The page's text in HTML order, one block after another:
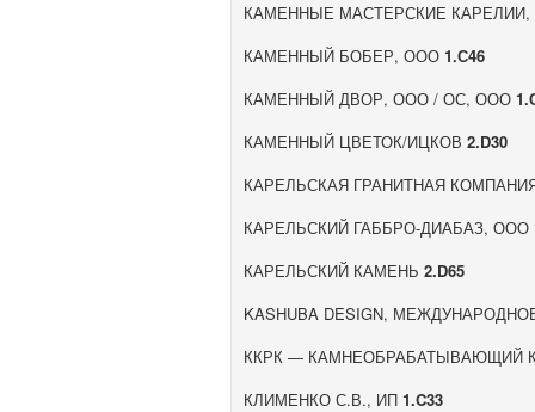
КАМЕННЫЕ МАСТЕРСКИЕ
КАМЕННЫЙ БОБЕР, ООО1.С46
КАМЕННЫЙ ДВОР, ООО / ОС, ООО
КАМЕННЫЙ ЦВЕТОК/ИЦКОВ2.D30
КАРЕЛЬСКАЯ ГРАНИТНАЯ
КАРЕЛЬСКИЙ ГАББРО-ДИАБАЗ, ООО
КАРЕЛЬСКИЙ КАМЕНЬ2.D65
KASHUBA DESIGN,
ККРК — КАМНЕОБРАБАТЫВАЮЩИЙ
КЛИМЕНКО С.В., ИП1.C33